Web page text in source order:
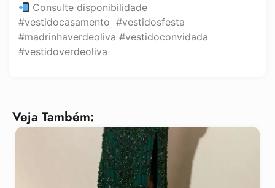
Consulte disponibilidade
#vestidocasamento #vestidosfesta
#madrinhaverdeoliva #vestidoconvidada
#vestidoverdeoliva
Veja Também: